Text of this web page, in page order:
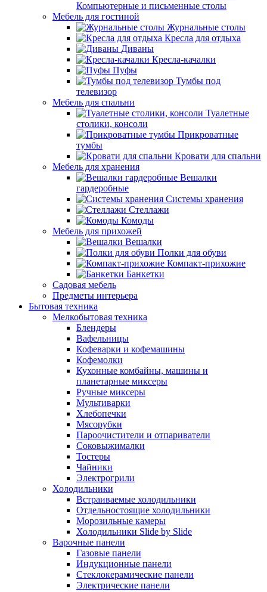
Компьютерные и письменные столы
Мебель для гостиной
Журнальные столы
Кресла для отдыха
Диваны
Кресла-качалки
Пуфы
Тумбы под
телевизор
Мебель для спальни
Туалетные
столики, консоли
Прикроватные
тумбы
Кровати для спальни
Мебель для хранения
Вешалки
гардеробные
Системы хранения
Стеллажи
Комоды
Мебель для прихожей
Вешалки
Полки для обуви
Компакт-прихожие
Банкетки
Садовая мебель
Предметы интерьера
Бытовая техника
Мелкобытовая техника
Блендеры
Вафельницы
Кофеварки и кофемашины
Кофемолки
Кухонные комбайны, машины и
планетарные миксеры
Ручные миксеры
Мультиварки
Хлебопечки
Мясорубки
Пароочистители и отпариватели
Соковыжималки
Тостеры
Чайники
Электрогрили
Холодильники
Встраиваемые холодильники
Отдельностоящие холодильники
Морозильные камеры
Холодильники Slide by Slide
Варочные панели
Газовые панели
Индукционные панели
Стеклокерамические панели
Электрические панели